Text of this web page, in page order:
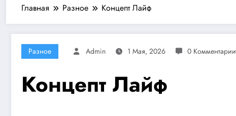
Главная Разное Концепт Лайф
Разное Admin 1 Мая, 2026 0 Комментарии
Концепт Лайф